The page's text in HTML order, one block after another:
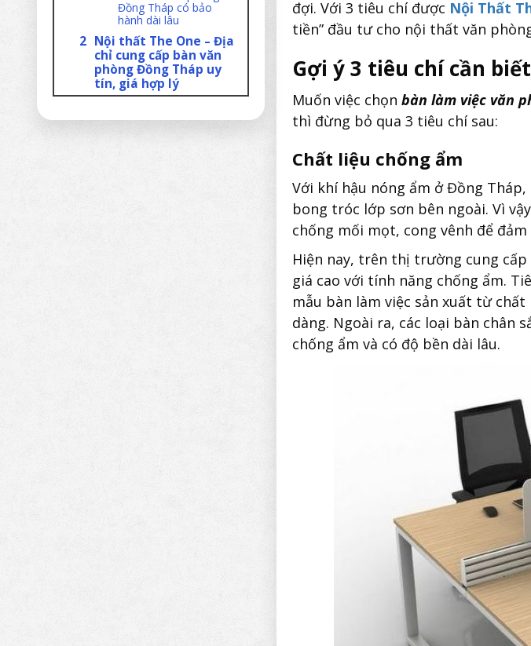
Đồng Tháp có bảo
hành dài lâu
Nội thất The One – Địa
chỉ cung cấp bàn văn
phòng Đồng Tháp uy
tín, giá hợp lý
đợi. Với 3 tiêu chí được Nội Thất
tiền” đầu tư cho nội thất văn
Gợi ý 3 tiêu chí cần
Muốn việc chọn bàn làm việc văn
thì đừng bỏ qua 3 tiêu chí sau:
Chất liệu chống ẩm
Với khí hậu nóng ẩm ở Đồng
bong tróc lớp sơn bên ngoài. Vì
chống mối mọt, cong vênh để
Hiện nay, trên thị trường cung cấp
giá cao với tính năng chống ẩm.
mẫu bàn làm việc sản xuất từ
dàng. Ngoài ra, các loại bàn chân
chống ẩm và có độ bền dài lâu.